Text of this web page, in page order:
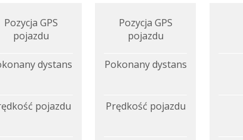
Pozycja GPS
pojazdu
dystans
pojazdu
Pozycja GPS
pojazdu
Pokonany dystans
Prędkość pojazdu